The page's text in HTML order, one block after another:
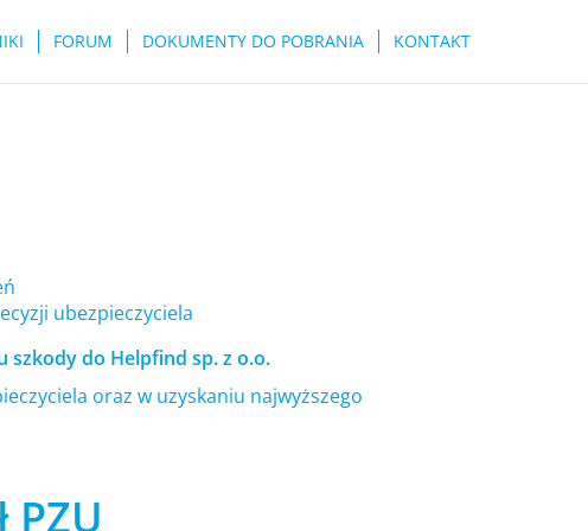
FORUM DOKUMENTY DO POBRANIA KONTAKT
ubezpieczyciela
szkody do Helpfind sp. z o.o.
oraz w uzyskaniu najwyższego
PZU